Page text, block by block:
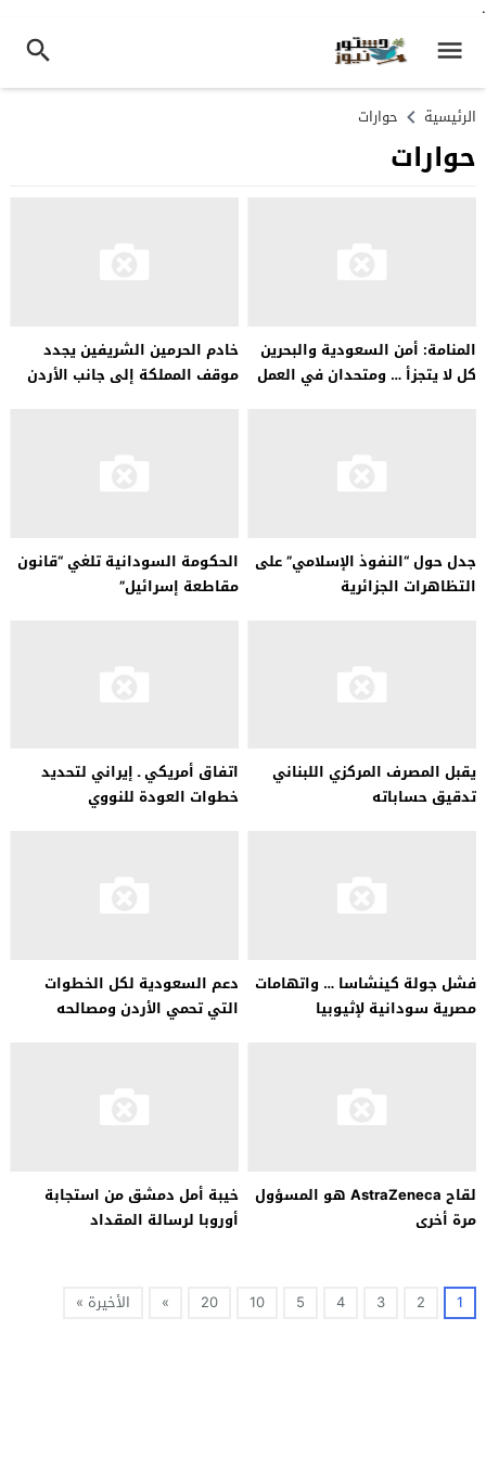
.
الرئيسية حوارات
حوارات
المنامة: أمن السعودية والبحرين
كل لا يتجزأ … ومتحدان في العمل
خادم الحرمين الشريفين يجدد
موقف المملكة إلى جانب الأردن
جدل حول “النفوذ الإسلامي” على
التظاهرات الجزائرية
الحكومة السودانية تلغي “قانون
مقاطعة إسرائيل”
يقبل المصرف المركزي اللبناني
تدقيق حساباته
اتفاق أمريكي ـ إيراني لتحديد
خطوات العودة للنووي
فشل جولة كينشاسا … واتهامات
مصرية سودانية لإثيوبيا
دعم السعودية لكل الخطوات
التي تحمي الأردن ومصالحه
لقاح AstraZeneca هو المسؤول
مرة أخرى
خيبة أمل دمشق من استجابة
أوروبا لرسالة المقداد
1
2
3
4
5
10
20
» الأخيرة »